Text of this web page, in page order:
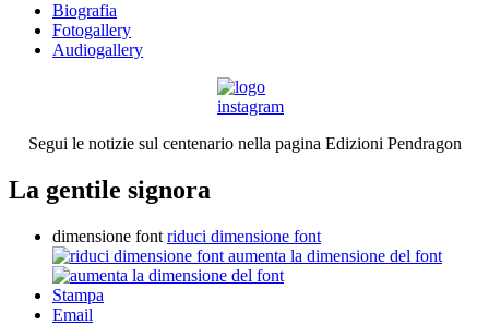
Biografia
Fotogallery
Audiogallery
Segui le notizie sul centenario nella pagina Edizioni Pendragon
La gentile signora
dimensione font riduci dimensione font
aumenta la dimensione del font
Stampa
Email